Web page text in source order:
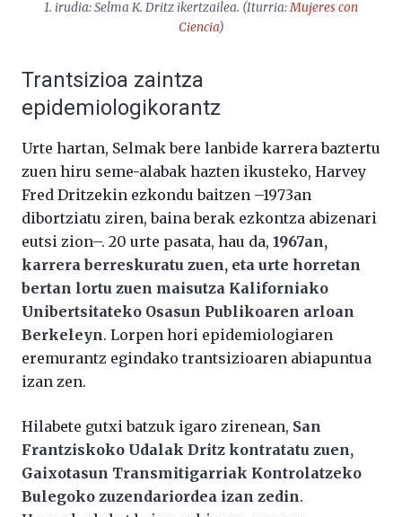
1. irudia: Selma K. Dritz ikertzailea. (Iturria:Mujeres con
Ciencia)
Trantsizioa zaintza
epidemiologikorantz
Urte hartan, Selmak bere lanbide karrera baztertu
zuen hiru seme-alabak hazten ikusteko, Harvey
Fred Dritzekin ezkondu baitzen –1973an
dibortziatu ziren, baina berak ezkontza abizenari
eutsi zion–. 20 urte pasata, hau da, 1967an,
karrera berreskuratu zuen, eta urte horretan
bertan lortu zuen maisutza Kaliforniako
Unibertsitateko Osasun Publikoaren arloan
Berkeleyn. Lorpen hori epidemiologiaren
eremurantz egindako trantsizioaren abiapuntua
izan zen.
Hilabete gutxi batzuk igaro zirenean, San
Frantziskoko Udalak Dritz kontratatu zuen,
Gaixotasun Transmitigarriak Kontrolatzeko
Bulegoko zuzendariordea izan zedin.